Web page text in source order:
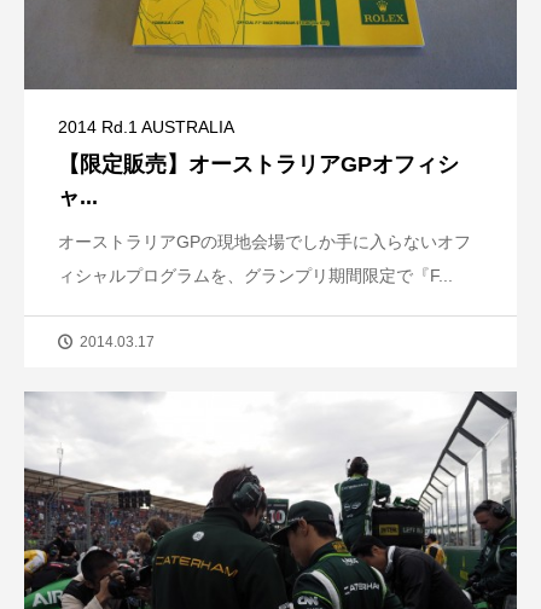
2014 Rd.1 AUSTRALIA
【限定販売】オーストラリアGPオフィシ
ャ...
オーストラリアGPの現地会場でしか手に入らないオフ
ィシャルプログラムを、グランプリ期間限定で『F...
2014.03.17